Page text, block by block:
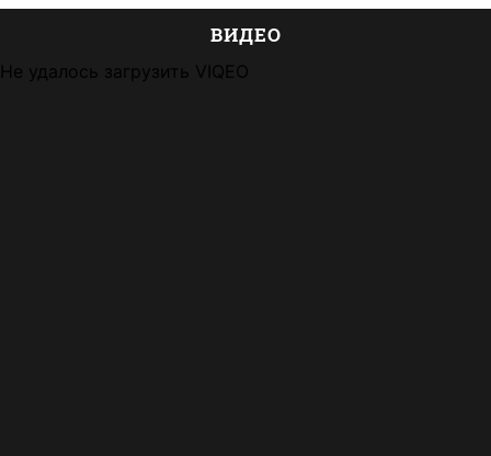
ВИДЕО
Не удалось загрузить VIQEO